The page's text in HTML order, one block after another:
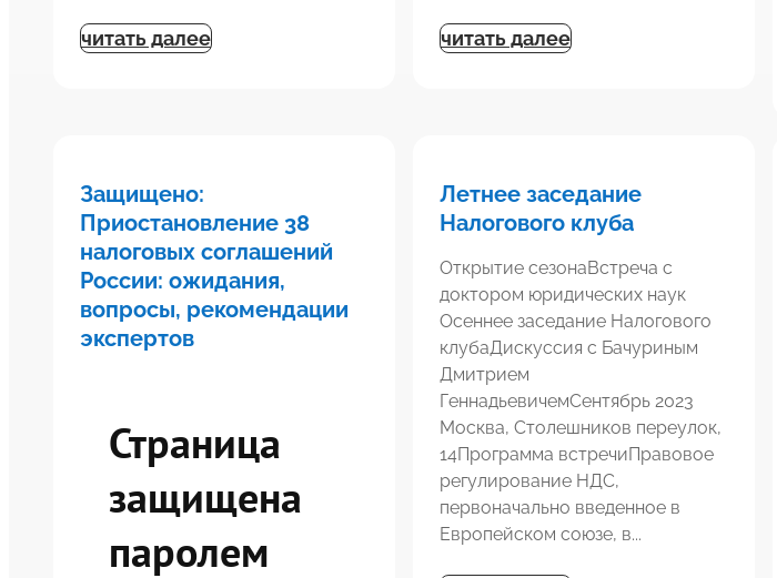
читать далее читать далее
Защищено:
Приостановление 38
налоговых соглашений
России: ожидания,
вопросы, рекомендации
экспертов
Страница
защищена
паролем
Летнее заседание
Налогового клуба
Открытие сезонаВстреча с
доктором юридических наук
Осеннее заседание Налогового
клубаДискуссия с Бачуриным
Дмитрием
ГеннадьевичемСентябрь 2023
Москва, Столешников переулок,
14Программа встречиПравовое
регулирование НДС,
первоначально введенное в
Европейском союзе, в...